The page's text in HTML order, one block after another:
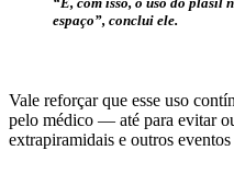
espaço”, conclui ele.
Vale reforçar que esse uso
pelo médico — até para evitar
extrapiramidais e outros